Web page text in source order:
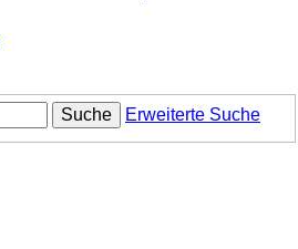
Suche
Erweiterte Suche